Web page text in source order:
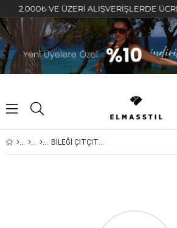
2.000₺ VE ÜZERİ ALIŞVERİŞLERDE
BİLEĞİ ÇITÇITLI TAFTA PANTOLON